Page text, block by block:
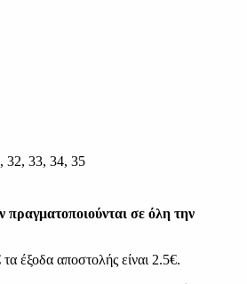
32, 33, 34, 35
πραγματοποιούνται σε όλη την
έξοδα αποστολής είναι 2.5€.